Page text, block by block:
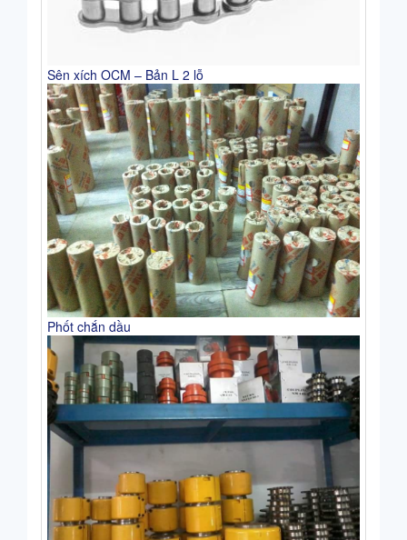
Sên xích OCM – Bản L 2 lỗ
Phốt chắn dầu